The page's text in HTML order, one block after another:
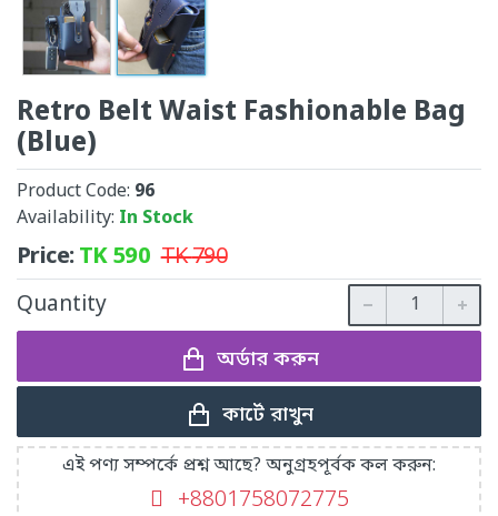
Retro Belt Waist Fashionable Bag
(Blue)
Product Code: 96
Availability: In Stock
Price:TK590 TK790
Quantity
অর্ডার করুন
কার্টে রাখুন
এই পণ্য সম্পর্কে প্রশ্ন আছে? অনুগ্রহপূর্বক কল করুন:
+8801758072775‬